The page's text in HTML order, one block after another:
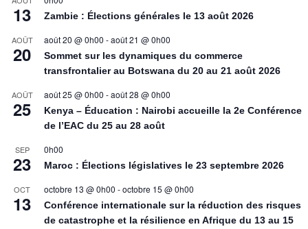
13 Zambie : Élections générales le 13 août 2026
AOÛT
20
août 20 @ 0h00 -août 21 @ 0h00
Sommet sur les dynamiques du commerce
transfrontalier au Botswana du 20 au 21 août 2026
AOÛT
25
août 25 @ 0h00 -août 28 @ 0h00
Kenya – Éducation : Nairobi accueille la 2e Conférence
de l’EAC du 25 au 28 août
SEP
23
0h00
Maroc : Élections législatives le 23 septembre 2026
OCT
13
octobre 13 @ 0h00 -octobre 15 @ 0h00
Conférence internationale sur la réduction des risques
de catastrophe et la résilience en Afrique du 13 au 15